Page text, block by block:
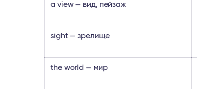
a view — вид, пейзаж
sight — зрелище
the world — мир